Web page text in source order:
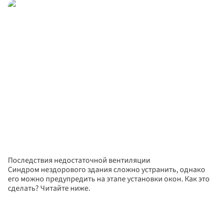
Последствия недостаточной вентиляции
Синдром нездорового здания сложно устранить, однако
его можно предупредить на этапе установки окон. Как это
сделать? Читайте ниже.